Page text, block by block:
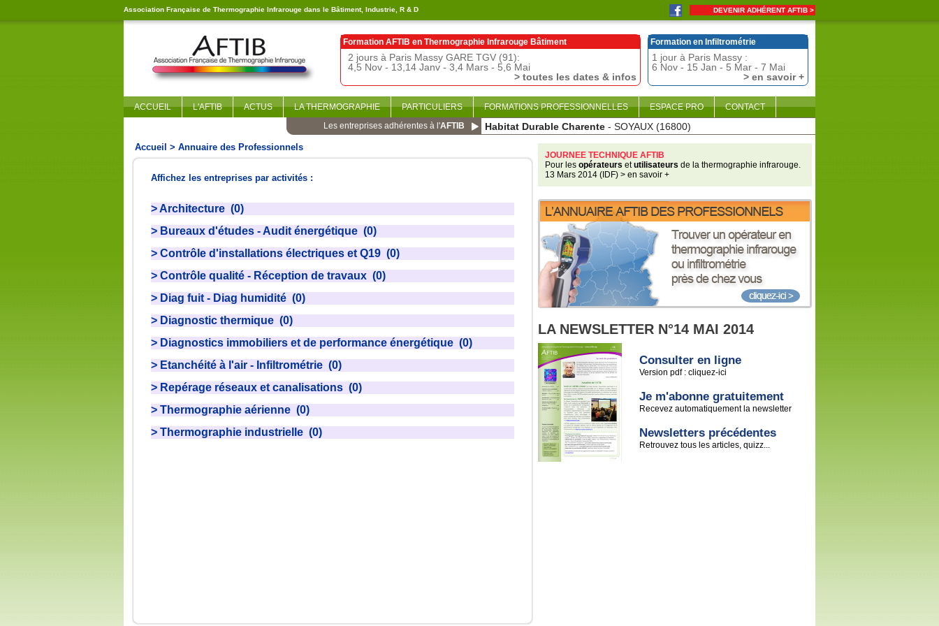
Association Française de Thermographie Infrarouge dans le Bâtiment, Industrie, R & D DEVENIR ADHÉRENT AFTIB >
Formation AFTIB en Thermographie Infrarouge Bâtiment
2 jours à Paris Massy GARE TGV (91):
4,5 Nov - 13,14 Janv - 3,4 Mars - 5,6 Mai
> toutes les dates & infos
Formation en Infiltrométrie
1 jour à Paris Massy :
6 Nov - 15 Jan - 5 Mar - 7 Mai
> en savoir +
ACCUEIL L'AFTIB ACTUS LA THERMOGRAPHIE PARTICULIERS FORMATIONS PROFESSIONNELLES ESPACE PRO
CONTACT
Les entreprises adhérentes à l'AFTIB Habitat Durable Charente - SOYAUX (16800)
Accueil > Annuaire des Professionnels
Affichez les entreprises par activités :
> Architecture (0)
> Bureaux d'études - Audit énergétique (0)
> Contrôle d'installations électriques et Q19 (0)
> Contrôle qualité - Réception de travaux (0)
> Diag fuit - Diag humidité (0)
> Diagnostic thermique (0)
> Diagnostics immobiliers et de performance énergétique (0)
> Etanchéité à l'air - Infiltrométrie (0)
> Repérage réseaux et canalisations (0)
> Thermographie aérienne (0)
> Thermographie industrielle (0)
JOURNEE TECHNIQUE AFTIB
Pour les opérateurs etutilisateurs de la thermographie infrarouge.
13 Mars 2014 (IDF) > en savoir +
LA NEWSLETTER N°14 MAI 2014
Consulter en ligne
Version pdf : cliquez-ici
Je m'abonne gratuitement
Recevez automatiquement la newsletter
Newsletters précédentes
Retrouvez tous les articles, quizz...